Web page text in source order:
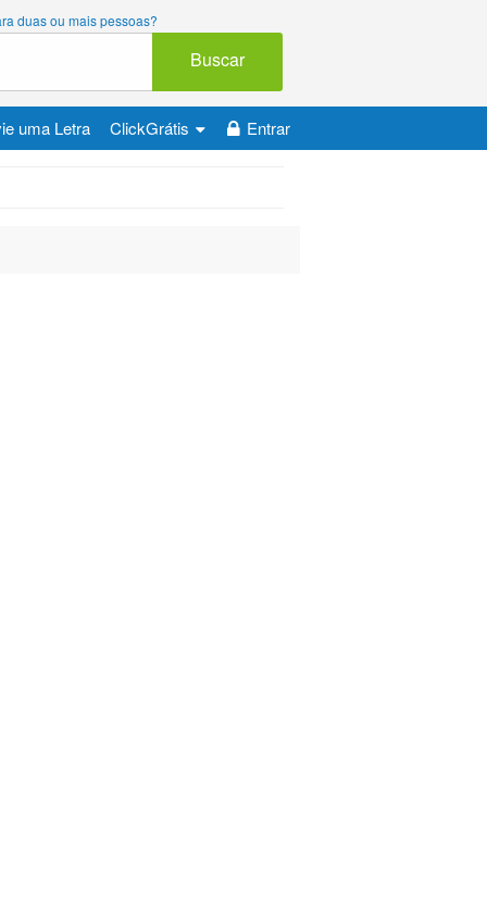
duas ou mais pessoas?
Buscar
Entrar
ClickGrátis
uma Letra